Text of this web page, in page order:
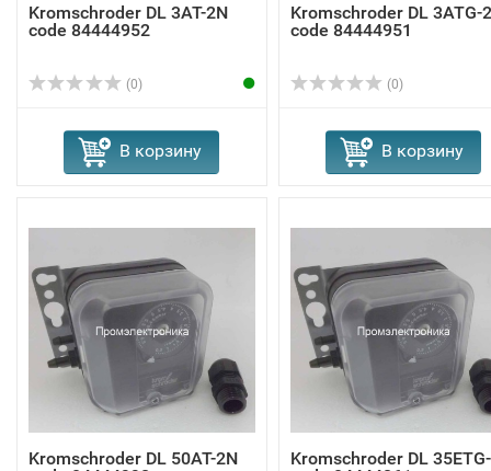
Kromschroder DL 3AT-2N
code 84444952
(0)
В корзину
Kromschroder DL 3ATG-
code 84444951
(0)
В корзину
Kromschroder DL 50AT-2N
Kromschroder DL